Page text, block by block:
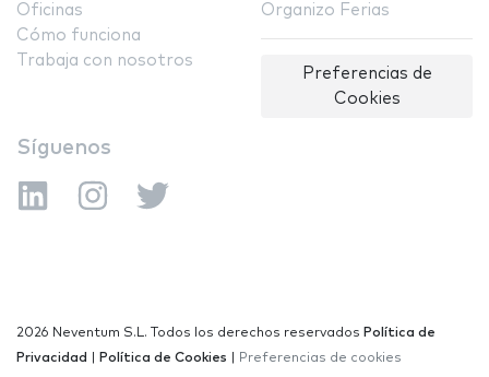
Oficinas
Cómo funciona
Trabaja con nosotros
Organizo Ferias
Preferencias de
Cookies
Síguenos
2026 Neventum S.L. Todos los derechos reservados Política de
Privacidad
Política de Cookies Preferencias de cookies